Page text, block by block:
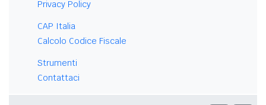
Privacy Policy
CAP Italia
Calcolo Codice Fiscale
Strumenti
Contattaci